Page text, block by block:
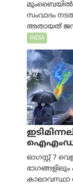
മുംബൈയിൽ
സംവാദം
അതായത്
INDIA
ഐഎംഡി
ഓഗസ്റ്റ് 7
കാലാവസ്ഥാ